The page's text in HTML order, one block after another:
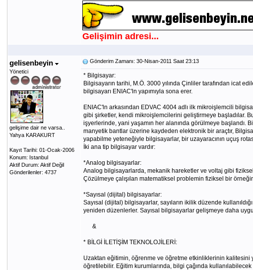
Gelişimin adresi...
gelisenbeyin
Yönetici
gelişime dair ne varsa..
Yahya KARAKURT
Kayıt Tarihi: 01-Ocak-2006
Konum: Istanbul
Aktif Durum: Aktif Değil
Gönderilenler: 4737
Gönderim Zamanı: 30-Nisan-2011 Saat 23:13
* Bilgisayar:
Bilgisayarın tarihi, M.Ö. 3000 yılında Çinliler tarafından icat
bilgisayarı ENIAC'ln yapımıyla sona erer.
ENIAC'ln arkasından EDVAC 4004 adlı ilk mikroişlemcili
gibi şirketler, kendi mikroişlemcilerini geliştirmeye başladılar.
işyerlerinde, yani yaşamın her alanında görülmeye başlandı.
manyetik bantlar üzerine kaydeden elektronik bir araçtır,
yapabilme yeteneğiyle bilgisayarlar, bir uzayaracının uçuş
İki ana tip bilgisayar vardır:
*Analog bilgisayarlar:
Analog bilgisayarlarda, mekanik hareketler ve voltaj gibi
Çözülmeye çalışılan matematiksel problemin fiziksel bir
*Sayısal (dijital) bilgisayarlar:
Sayısal (dijital) bilgisayarlar, sayıların ikilik düzende
yeniden düzenlerler. Sayısal bilgisayarlar gelişmeye daha
&
* BİLGİ İLETİŞİM TEKNOLOJİLERİ:
Uzaktan eğitimin, öğrenme ve öğretme etkinliklerinin kalitesini
öğretilebilir. Eğitim kurumlarında, bilgi çağında